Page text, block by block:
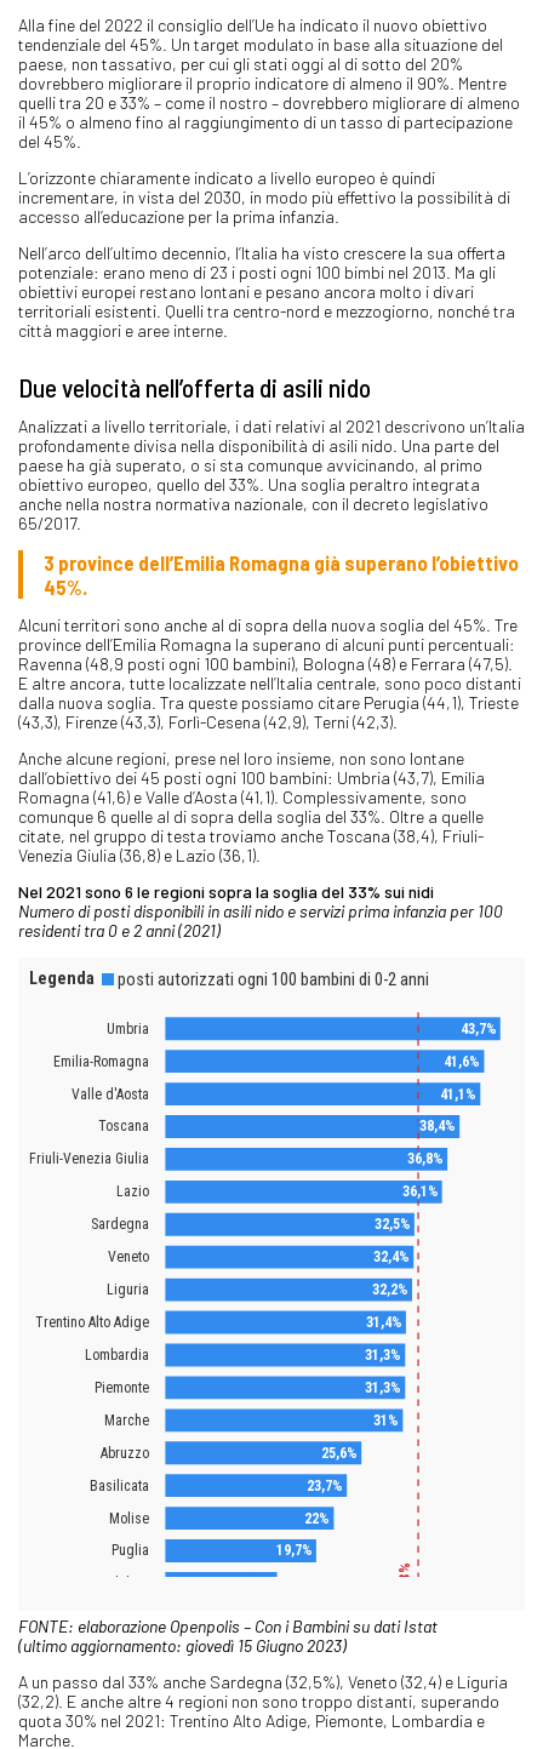
Alla fine del 2022 il consiglio dell’Ue ha indicato il nuovo obiettivo
tendenziale del 45%. Un target modulato in base alla situazione del
paese, non tassativo, per cui gli stati oggi al di sotto del 20%
dovrebbero migliorare il proprio indicatore di almeno il 90%. Mentre
quelli tra 20 e 33% – come il nostro – dovrebbero migliorare di almeno
il 45% o almeno fino al raggiungimento di un tasso di partecipazione
del 45%.
L’orizzonte chiaramente indicato a livello europeo è quindi
incrementare, in vista del 2030, in modo più effettivo la possibilità di
accesso all’educazione per la prima infanzia.
Nell’arco dell’ultimo decennio, l’Italia ha visto crescere la sua offerta
potenziale: erano meno di 23 i posti ogni 100 bimbi nel 2013. Ma gli
obiettivi europei restano lontani e pesano ancora molto i divari
territoriali esistenti. Quelli tra centro-nord e mezzogiorno, nonché tra
città maggiori e aree interne.
Due velocità nell’offerta di asili nido
Analizzati a livello territoriale, i dati relativi al 2021 descrivono un’Italia
profondamente divisa nella disponibilità di asili nido. Una parte del
paese ha già superato, o si sta comunque avvicinando, al primo
obiettivo europeo, quello del 33%. Una soglia peraltro integrata
anche nella nostra normativa nazionale, con il decreto legislativo
65/2017.
3 province dell’Emilia Romagna già superano l’obiettivo
45%.
Alcuni territori sono anche al di sopra della nuova soglia del 45%. Tre
province dell’Emilia Romagna la superano di alcuni punti percentuali:
Ravenna (48,9 posti ogni 100 bambini), Bologna (48) e Ferrara (47,5).
E altre ancora, tutte localizzate nell’Italia centrale, sono poco distanti
dalla nuova soglia. Tra queste possiamo citare Perugia (44,1), Trieste
(43,3), Firenze (43,3), Forlì-Cesena (42,9), Terni (42,3).
Anche alcune regioni, prese nel loro insieme, non sono lontane
dall’obiettivo dei 45 posti ogni 100 bambini: Umbria (43,7), Emilia
Romagna (41,6) e Valle d’Aosta (41,1). Complessivamente, sono
comunque 6 quelle al di sopra della soglia del 33%. Oltre a quelle
citate, nel gruppo di testa troviamo anche Toscana (38,4), Friuli-
Venezia Giulia (36,8) e Lazio (36,1).
Nel 2021 sono 6 le regioni sopra la soglia del 33% sui nidi
Numero di posti disponibili in asili nido e servizi prima infanzia per 100
residenti tra 0 e 2 anni (2021)
FONTE: elaborazione Openpolis – Con i Bambini su dati Istat
(ultimo aggiornamento: giovedì 15 Giugno 2023)
A un passo dal 33% anche Sardegna (32,5%), Veneto (32,4) e Liguria
(32,2). E anche altre 4 regioni non sono troppo distanti, superando
quota 30% nel 2021: Trentino Alto Adige, Piemonte, Lombardia e
Marche.